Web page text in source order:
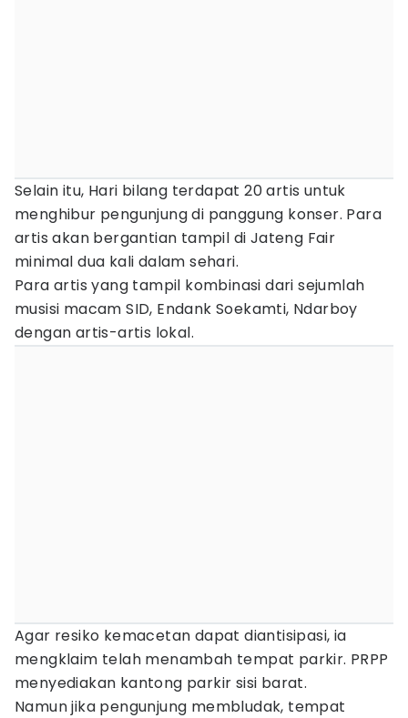
Selain itu, Hari bilang terdapat 20 artis untuk
menghibur pengunjung di panggung konser. Para
artis akan bergantian tampil di Jateng Fair
minimal dua kali dalam sehari.
Para artis yang tampil kombinasi dari sejumlah
musisi macam SID, Endank Soekamti, Ndarboy
dengan artis-artis lokal.
Agar resiko kemacetan dapat diantisipasi, ia
mengklaim telah menambah tempat parkir. PRPP
menyediakan kantong parkir sisi barat.
Namun jika pengunjung membludak, tempat